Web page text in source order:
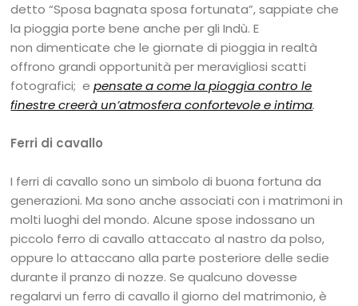
detto “Sposa bagnata sposa fortunata”, sappiate che
la pioggia porte bene anche per gli Indù. E
non dimenticate che le giornate di pioggia in realtà
offrono grandi opportunità per meravigliosi scatti
fotografici; epensate a come la pioggia contro le
finestre creerà un’atmosfera confortevole e intima.
Ferri di cavallo
I ferri di cavallo sono un simbolo di buona fortuna da
generazioni. Ma sono anche associati con i matrimoni in
molti luoghi del mondo. Alcune spose indossano un
piccolo ferro di cavallo attaccato al nastro da polso,
oppure lo attaccano alla parte posteriore delle sedie
durante il pranzo di nozze. Se qualcuno dovesse
regalarvi un ferro di cavallo il giorno del matrimonio, è